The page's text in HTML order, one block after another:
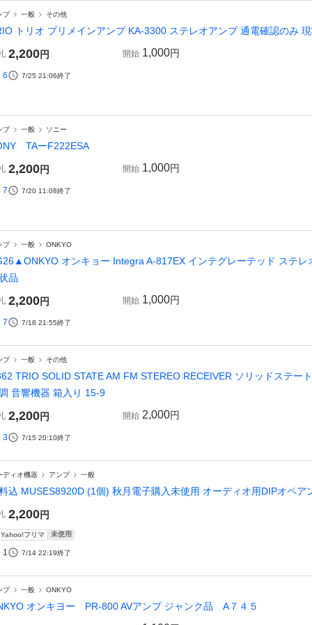
プ 一般 その他
トリオ プリメインアンプ KA-3300 ステレオアンプ 通電確認のみ
2,200円 開始 1,000円
6 7/25 21:06終了
プ 一般 ソニー
TAーF222ESA
2,200円 開始 1,000円
7 7/20 11:08終了
プ 一般 ONKYO
オンキョー Integra A-817EX インテグレーテッド ステ
品
2,200円 開始 1,000円
7 7/18 21:55終了
プ 一般 その他
TRIO SOLID STATE AM FM STEREO RECEIVER ソリッドステー
音響機器 箱入り 15-9
2,200円 開始 2,000円
3 7/15 20:10終了
ディオ機器 アンプ 一般
込 MUSES8920D (1個) 秋月電子購入未使用 オーディオ用DIPオペア
2,200円
Yahoo!フリマ 未使用
1 7/14 22:19終了
プ 一般 ONKYO
オンキヨー PR-800 AVアンプ ジャンク品 A７４５